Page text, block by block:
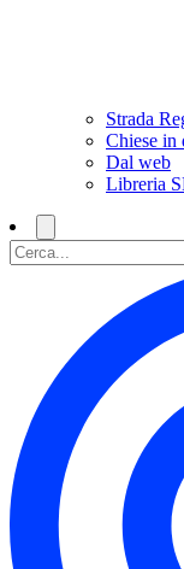
Strada
Chiese in
Dal web
Libreria